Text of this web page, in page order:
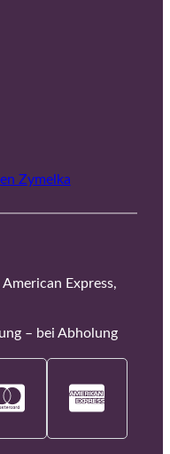
Zymelka
Express,
– bei Abholung